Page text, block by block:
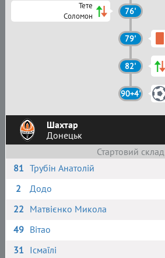
Шахтар
Донецьк
Стартовий склад
81 Трубін Анатолій
2
Додо
22 Матвієнко Микола
49 Вітао
31 Ісмаїлі
Тете
Соломон
76'
79'
82'
90+4'